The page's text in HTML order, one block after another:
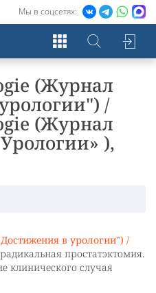
Мы в соцсетях:
(Журнал
/
(Журнал
),
в урологии") /
простатэктомия.
клинического случая